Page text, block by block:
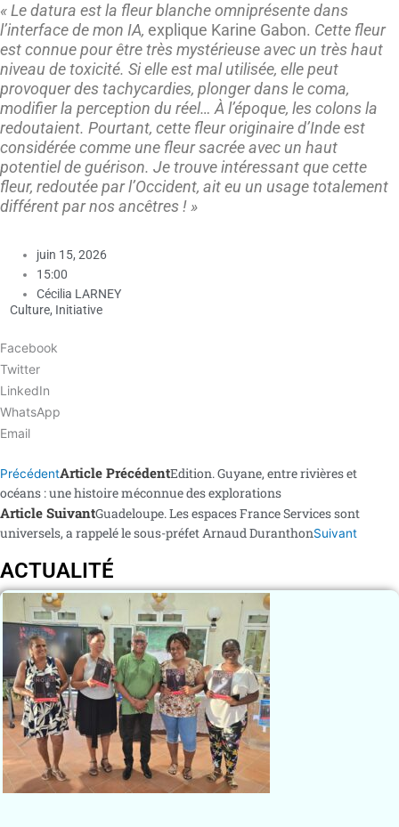
« Le datura est la fleur blanche omniprésente dans
l’interface de mon IA, explique Karine Gabon. Cette fleur
est connue pour être très mystérieuse avec un très haut
niveau de toxicité. Si elle est mal utilisée, elle peut
provoquer destachycardies, plonger dans le coma,
modifier la perception du réel… À l’époque, les colons la
redoutaient. Pourtant, cette fleur originaire d’Inde est
considérée comme une fleur sacrée avec un haut
potentiel de guérison. Je trouve intéressant que cette
fleur, redoutée par l’Occident, ait eu un usage totalement
différent par nos ancêtres ! »
juin 15, 2026
15:00
Cécilia LARNEY
Culture, Initiative
Facebook
Twitter
LinkedIn
WhatsApp
Email
PrécédentArticle PrécédentEdition. Guyane, entre rivières et
océans : une histoire méconnue des explorations
Article SuivantGuadeloupe. Les espaces France Services sont
universels, a rappelé le sous-préfet Arnaud DuranthonSuivant
ACTUALITÉ